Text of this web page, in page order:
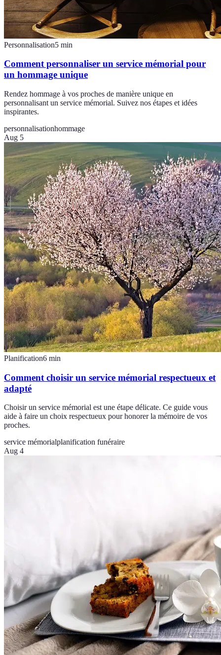
Personnalisation5 min
Comment personnaliser un service mémorial pour
un hommage unique
Rendez hommage à vos proches de manière unique en
personnalisant un service mémorial. Suivez nos étapes et idées
inspirantes.
personnalisationhommage
Aug 5
Planification6 min
Comment choisir un service mémorial respectueux et
adapté
Choisir un service mémorial est une étape délicate. Ce guide vous
aide à faire un choix respectueux pour honorer la mémoire de vos
proches.
service mémorialplanification funéraire
Aug 4